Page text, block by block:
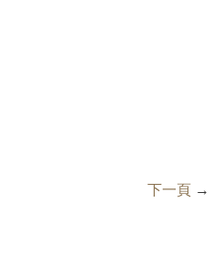
下一頁 →